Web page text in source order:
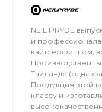
надежных
фото каждого
релакс:
привык
NEIL PRYDE
и
кайтсерфингом,
Таиланде (одна
Продукция этой
классу и